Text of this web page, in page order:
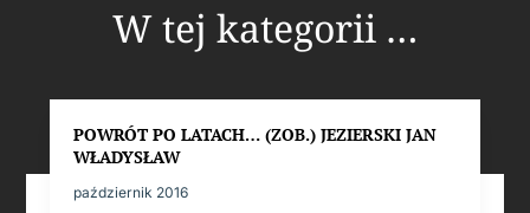
W tej kategorii …
POWRÓT PO LATACH… (ZOB.) JEZIERSKI JAN
WŁADYSŁAW
październik 2016